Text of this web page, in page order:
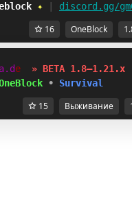
block ✦ discord.gg/
16 OneBlock
a. de
» BETA 1.8–1.21.x
• Survival
15 Выживание